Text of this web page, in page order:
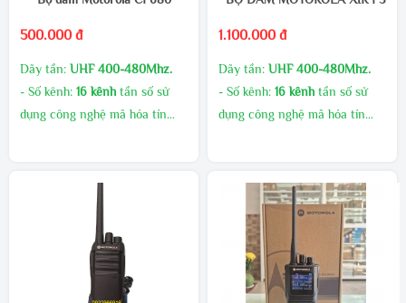
500.000 đ
Dãy tần: UHF 400-480Mhz.
- Số kênh: 16 kênh tần số sử
dụng công nghệ mã hóa tín
- Công suất phát cao, âm
MUA SỐ LƯỢNG CHIẾT
GIAO HÀNG MIỄN PHÍ
KHUYẾN MÃI THƯỜNG
1.100.000 đ
Dãy tần: UHF 400-480Mhz.
- Số kênh: 16 kênh tần số sử
dụng công nghệ mã hóa tín
- Công suất phát cao, âm
thanh to rõ
MUA SỐ LƯỢNG CHIẾT
KHẤU CAO
GIAO HÀNG MIỄN PHÍ
KHUYẾN MÃI THƯỜNG